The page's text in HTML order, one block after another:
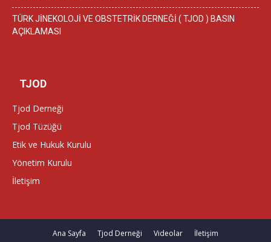
TÜRK JİNEKOLOJİ VE OBSTETRİK DERNEĞİ ( TJOD ) BASIN
AÇIKLAMASI
TJOD
Tjod Derneği
Tjod Tüzüğü
Etik ve Hukuk Kurulu
Yönetim Kurulu
İletişim
Ana Sayfa Tjod Derneği Videolar İletişim